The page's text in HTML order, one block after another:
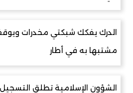
مشتبها به في أطار
الشؤون الإسلامية تطلق التسجيل